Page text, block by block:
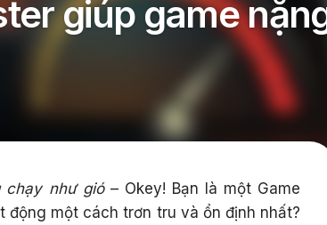
giúp game
chạy như gió– Okey! Bạn là một Game
động một cách trơn tru và ổn định nhất?